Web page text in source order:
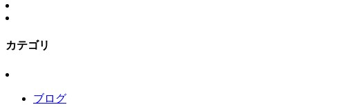
カテゴリ
ブログ